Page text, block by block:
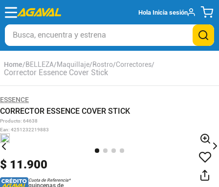
Hola Inicia sesión
Busca, encuentra y estrena
BELLEZA Maquillaje Rostro Correctores
Corrector Essence Cover Stick
ESSENCE
CORRECTOR ESSENCE COVER STICK
Producto: 64638
Ean: 4251232219883
$ 11.900
Cuota de Referencia*
quincenas de